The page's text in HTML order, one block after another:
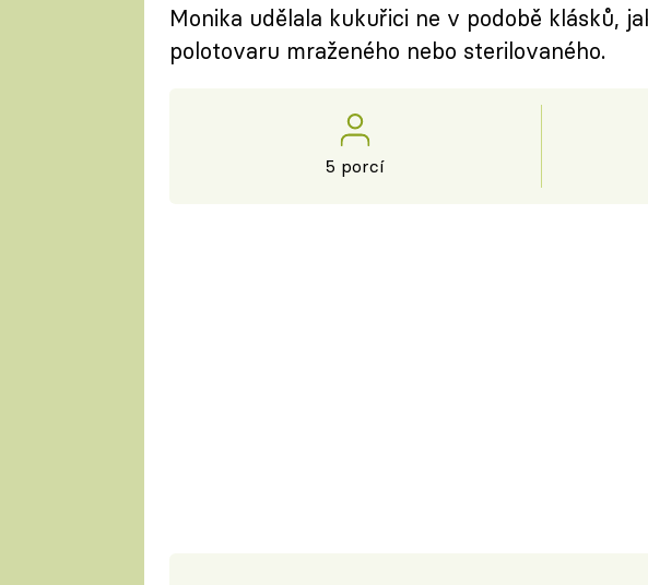
Monika udělala kukuřici ne v podobě klásků,
polotovaru mraženého nebo sterilovaného.
5 porcí